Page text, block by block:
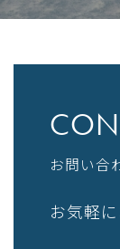
お問い合
お気軽